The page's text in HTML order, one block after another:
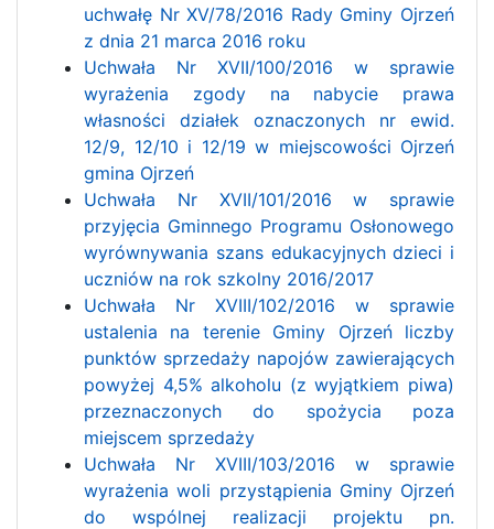
uchwałę Nr XV/78/2016 Rady Gminy Ojrzeń
z dnia 21 marca 2016 roku
Uchwała Nr XVII/100/2016 w sprawie
wyrażenia zgody na nabycie prawa
własności działek oznaczonych nr ewid.
12/9, 12/10 i 12/19 w miejscowości Ojrzeń
gmina Ojrzeń
Uchwała Nr XVII/101/2016 w sprawie
przyjęcia Gminnego Programu Osłonowego
wyrównywania szans edukacyjnych dzieci i
uczniów na rok szkolny 2016/2017
Uchwała Nr XVIII/102/2016 w sprawie
ustalenia na terenie Gminy Ojrzeń liczby
punktów sprzedaży napojów zawierających
powyżej 4,5% alkoholu (z wyjątkiem piwa)
przeznaczonych do spożycia poza
miejscem sprzedaży
Uchwała Nr XVIII/103/2016 w sprawie
wyrażenia woli przystąpienia Gminy Ojrzeń
do wspólnej realizacji projektu pn.